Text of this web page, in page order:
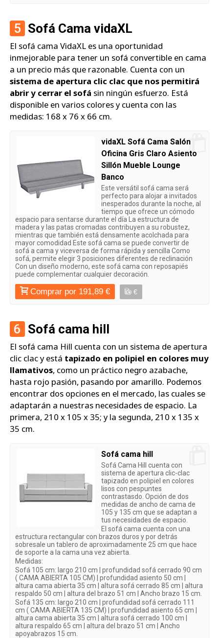
5 Sofá Cama vidaXL
El sofá cama VidaXL es una oportunidad
inmejorable para tener un sofá convertible en cama
a un precio más que razonable. Cuenta con un
sistema de apertura clic clac que nos permitirá
abrir y cerrar el sofá sin ningún esfuerzo. Está
disponible en varios colores y cuenta con las
medidas: 168 x 76 x 66 cm.
vidaXL Sofá Cama Salón
Oficina Gris Claro Asiento
Sillón Mueble Lounge
Banco
Este versátil sofá cama será
perfecto para alojar a invitados
inesperados durante la noche, al
tiempo que ofrece un cómodo
espacio para sentarse durante el día La estructura de
madera y las patas cromadas contribuyen a su robustez,
mientras que también está densamente acolchada para
mayor comodidad Este sofá cama se puede convertir de
sofá a cama y viceversa de forma rápida y sencilla Como
sofá, permite elegir 3 posiciones diferentes de reclinación
Con un diseño moderno, este sofá cama con reposapiés
puede complementar cualquier decoración.
Comprar por 191,89 € €
6 Sofá cama hill
El sofá cama Hill cuenta con un sistema de apertura
clic clac y está tapizado en polipiel en colores muy
llamativos, como un práctico negro azabache,
hasta rojo pasión, pasando por amarillo. Podemos
encontrar dos opciones en el mercado, las cuales se
adaptarán a nuestras necesidades de espacio. La
primera, 210 x 105 x 35; y la segunda, 210 x 135 x
35 cm.
Sofá cama hill
Sofá Cama Hill cuenta con
sistema de apertura clic-clac
tapizado en polipiel en colores
lisos con pespuntes
contrastasdo. Opción de dos
medidas de ancho de cama de
105 y 135 cm que se adaptan a
tus necesidades de espacio.
El sofá cama cuenta con una
estructura rectangular con brazos duros y por detrás
sobresale un tablero de aproximadamente 25 cm que hace
de soporte a la cama una vez abierta.
Medidas:
Sofá 105 cm: largo 210 cm | profundidad sofá cerrado 90 cm
( CAMA ABIERTA 105 CM) | profundidad asiento 50 cm |
altura cama abierta 35 cm | altura sofá cerrado 85 cm | altura
respaldo 50 cm | altura del brazo 51 cm | Ancho brazo 15 cm.
Sofá 135 cm: largo 210 cm | profundidad sofá cerrado 111
cm ( CAMA ABIERTA 135 CM) | profundidad asiento 65 cm |
altura cama abierta 35 cm | altura sofá cerrado 100 cm |
altura respaldo 65 cm | altura del brazo 51 cm | Ancho
apoyabrazos 15 cm.